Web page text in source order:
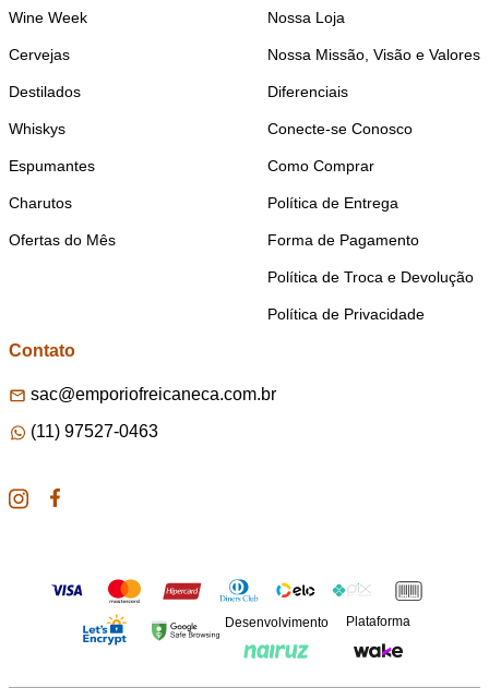
Wine Week
Cervejas
Destilados
Whiskys
Espumantes
Charutos
Ofertas do Mês
Nossa Loja
Nossa Missão, Visão e Valores
Diferenciais
Conecte-se Conosco
Como Comprar
Política de Entrega
Forma de Pagamento
Política de Troca e Devolução
Política de Privacidade
Contato
sac@emporiofreicaneca.com.br
(11) 97527-0463
Desenvolvimento Plataforma